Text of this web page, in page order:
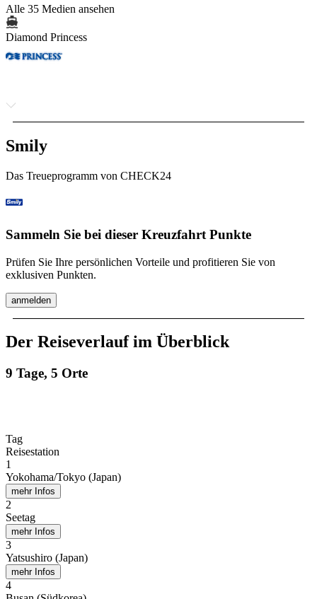
Alle 35 Medien ansehen
Diamond Princess
Smily
Das Treueprogramm von CHECK24
Sammeln Sie bei dieser Kreuzfahrt Punkte
Prüfen Sie Ihre persönlichen Vorteile und profitieren Sie von
exklusiven Punkten.
anmelden
Der Reiseverlauf im Überblick
9 Tage, 5 Orte
Tag
Reisestation
1
Yokohama/Tokyo (Japan)
mehr Infos
2
Seetag
mehr Infos
3
Yatsushiro (Japan)
mehr Infos
4